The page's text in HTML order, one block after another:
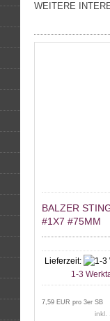
WEITERE
BALZER
#1X7 #75MM
Lieferzeit:
1-3
7,59 EUR pro 3er SB
inkl.